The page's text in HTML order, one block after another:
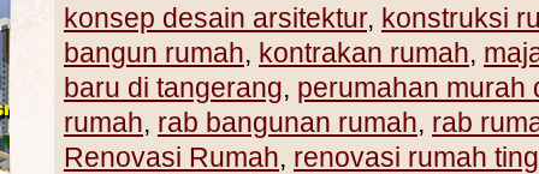
konsep desain arsitektur, konstruksi
bangun rumah, kontrakan rumah,
baru di tangerang, perumahan murah
rumah, rab bangunan rumah, rab
Renovasi Rumah, renovasi rumah